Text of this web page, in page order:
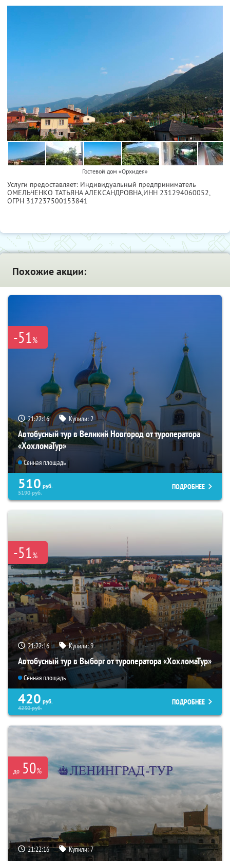
Гостевой дом «Орхидея»
Услуги предоставляет: Индивидуальный предприниматель
ОМЕЛЬЧЕНКО ТАТЬЯНА АЛЕКСАНДРОВНА,ИНН 231294060052,
ОГРН 317237500153841
Похожие акции:
-51%
21:22:15 Купили:2
Автобусный тур в Великий Новгород от туроператора
«ХохломаТур»
Сенная площадь
510 руб.
5190руб.
ПОДРОБНЕЕ
-51%
21:22:15 Купили:9
Автобусный тур в Выборг от туроператора «ХохломаТур»
Сенная площадь
420 руб.
4230руб.
ПОДРОБНЕЕ
до 50%
21:22:15 Купили:7